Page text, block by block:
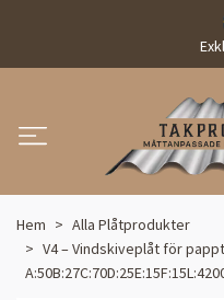
Hem
Alla Plåtprodukter
V4 – Vindskiveplåt för